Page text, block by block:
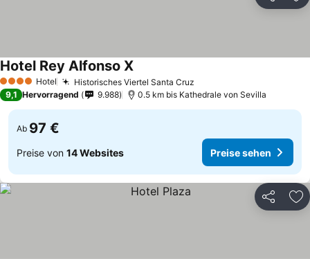
4 Sterne Hotel Historisches Viertel Santa Cruz
Hotel Rey Alfonso X
9,1 Hervorragend 9.988 0.5 km bis Kathedrale von Sevilla
Ab 97 €
Preise von 14 Websites Preise sehen
Teilen